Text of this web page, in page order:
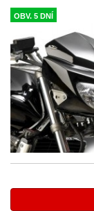
OBV. 5 DNÍ